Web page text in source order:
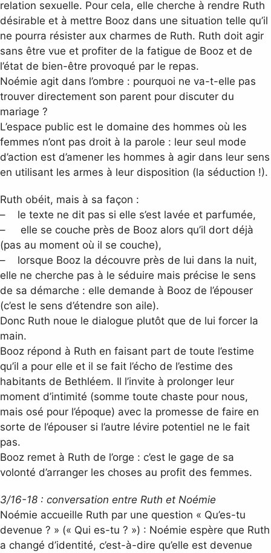
relation sexuelle. Pour cela, elle cherche à rendre Ruth
désirable et à mettre Booz dans une situation telle qu’il
ne pourra résister aux charmes de Ruth. Ruth doit agir
sans être vue et profiter de la fatigue de Booz et de
l’état de bien-être provoqué par le repas.
Noémie agit dans l’ombre : pourquoi ne va-t-elle pas
trouver directement son parent pour discuter du
mariage ?
L’espace public est le domaine des hommes où les
femmes n’ont pas droit à la parole : leur seul mode
d’action est d’amener les hommes à agir dans leur sens
en utilisant les armes à leur disposition (la séduction !).
Ruth obéit, mais à sa façon :
– le texte ne dit pas si elle s’est lavée et parfumée,
– elle se couche près de Booz alors qu’il dort déjà
(pas au moment où il se couche),
– lorsque Booz la découvre près de lui dans la nuit,
elle ne cherche pas à le séduire mais précise le sens
de sa démarche : elle demande à Booz de l’épouser
(c’est le sens d’étendre son aile).
Donc Ruth noue le dialogue plutôt que de lui forcer la
main.
Booz répond à Ruth en faisant part de toute l’estime
qu’il a pour elle et il se fait l’écho de l’estime des
habitants de Bethléem. Il l’invite à prolonger leur
moment d’intimité (somme toute chaste pour nous,
mais osé pour l’époque) avec la promesse de faire en
sorte de l’épouser si l’autre lévire potentiel ne le fait
pas.
Booz remet à Ruth de l’orge : c’est le gage de sa
volonté d’arranger les choses au profit des femmes.
3/16-18 : conversation entre Ruth et Noémie
Noémie accueille Ruth par une question « Qu’es-tu
devenue ? » (« Qui es-tu ? ») : Noémie espère que Ruth
a changé d’identité, c’est-à-dire qu’elle est devenue